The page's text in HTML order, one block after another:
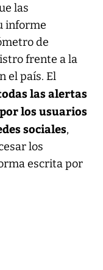
las
informe
de
frente a la
el país. El
las alertas
los usuarios
sociales,
los
escrita por